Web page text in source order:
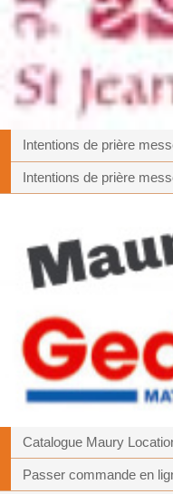
Intentions de prière
Intentions de prière
Catalogue Maury
Passer commande en